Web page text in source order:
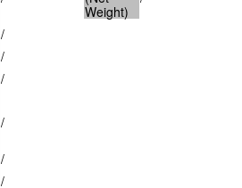
Weight)
/
/
/
/
/
/